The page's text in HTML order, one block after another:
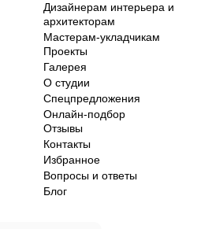
Дизайнерам интерьера и
архитекторам
Мастерам-укладчикам
Проекты
Галерея
О студии
Спецпредложения
Онлайн-подбор
Отзывы
Контакты
Избранное
Вопросы и ответы
Блог